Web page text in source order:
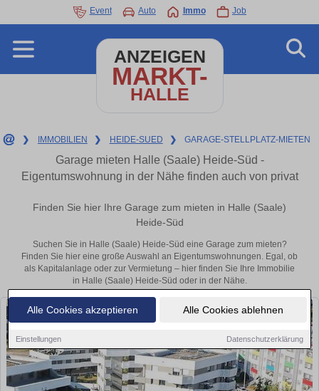
Alle Cookies akzeptieren Alle Cookies ablehnen
Einstellungen Datenschutzerklärung
Event Auto Immo Job
ANZEIGEN
MARKT-
HALLE
❯ IMMOBILIEN ❯ HEIDE-SUED ❯ GARAGE-STELLPLATZ-MIETEN
Garage mieten Halle (Saale) Heide-Süd -
Eigentumswohnung in der Nähe finden auch von privat
Finden Sie hier Ihre Garage zum mieten in Halle (Saale)
Heide-Süd
Suchen Sie in Halle (Saale) Heide-Süd eine Garage zum mieten?
Finden Sie hier eine große Auswahl an Eigentumswohnungen. Egal, ob
als Kapitalanlage oder zur Vermietung – hier finden Sie Ihre Immobilie
in Halle (Saale) Heide-Süd oder in der Nähe.